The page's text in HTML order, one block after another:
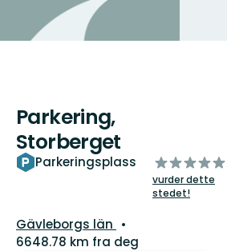
Parkering,
Storberget
Parkeringsplass
av
5
stjerner
vurder dette
stedet!
Fylke:
Gävleborgs län
6648.78 km fra deg